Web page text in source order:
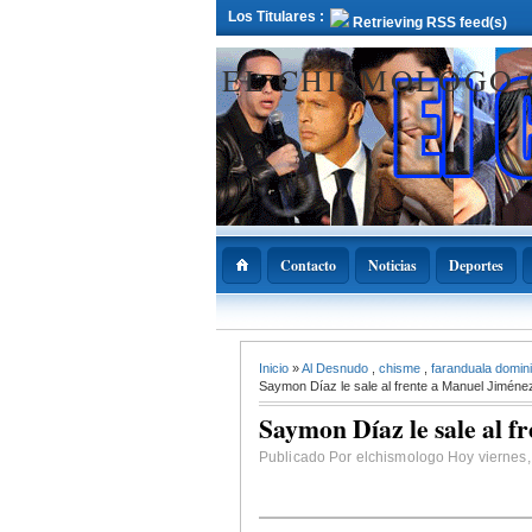
Los Titulares : Retrieving RSS feed(s)
EL
Contacto Noticias Deportes
ADOPAE
Abinader
11 de diciembre
Bachata
Inicio »Al Desnudo chisme faranduala
Saymon Díaz le sale al frente a Manuel
Saymon Díaz le sale al
Publicado Por elchismologo Hoy